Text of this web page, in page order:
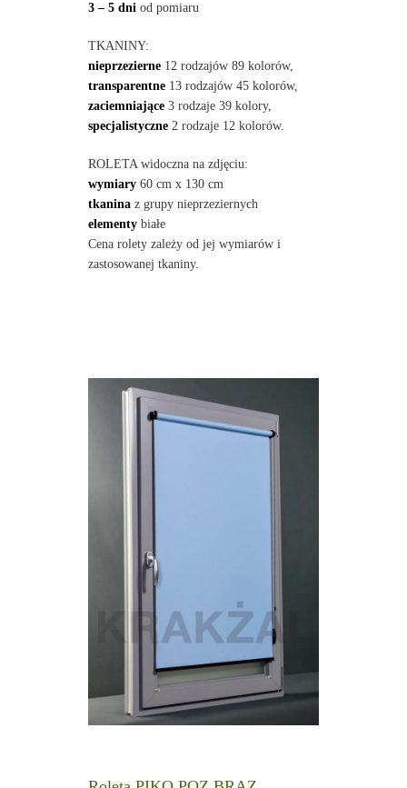
3 – 5 dniod pomiaru
TKANINY:
nieprzezierne12 rodzajów 89 kolorów,
transparentne13 rodzajów 45 kolorów,
zaciemniające3 rodzaje 39 kolory,
specjalistyczne2 rodzaje 12 kolorów.
ROLETA widoczna na zdjęciu:
wymiary60 cm x 130 cm
tkaninaz grupy nieprzeziernych
elementybiałe
Cena rolety zależy od jej wymiarów i
zastosowanej tkaniny.